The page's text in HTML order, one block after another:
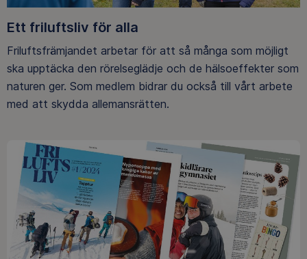
Ett friluftsliv för alla
Friluftsfrämjandet arbetar för att så många som möjligt
ska upptäcka den rörelseglädje och de hälsoeffekter som
naturen ger. Som medlem bidrar du också till vårt arbete
med att skydda allemansrätten.